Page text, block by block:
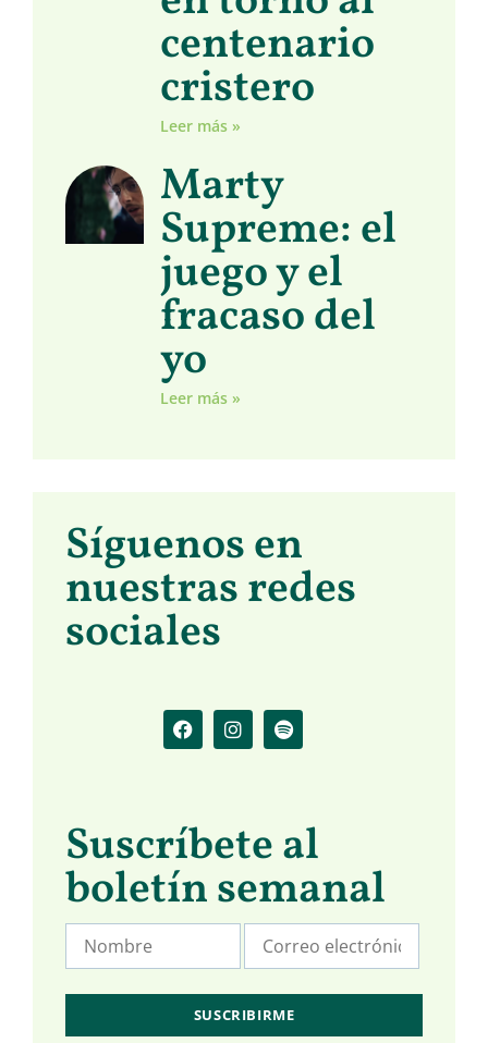
centenario
cristero
Leer más »
Marty
Supreme: el
juego y el
fracaso del
yo
Leer más »
Síguenos en
nuestras redes
sociales
Suscríbete al
boletín semanal